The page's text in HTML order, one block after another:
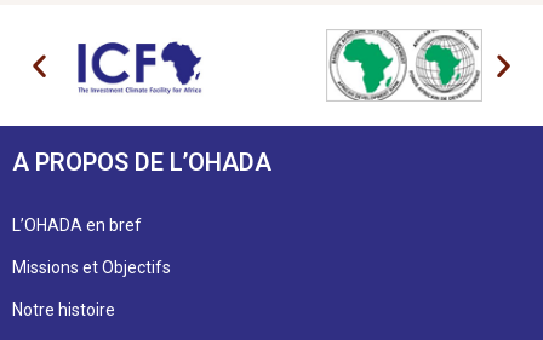
A PROPOS DE L’OHADA
L’OHADA en bref
Missions et Objectifs
Notre histoire